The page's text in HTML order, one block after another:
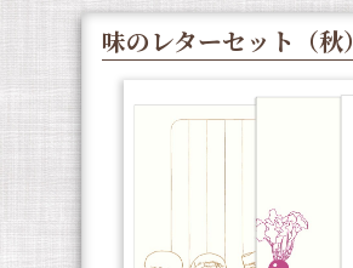
味のレターセット（秋）